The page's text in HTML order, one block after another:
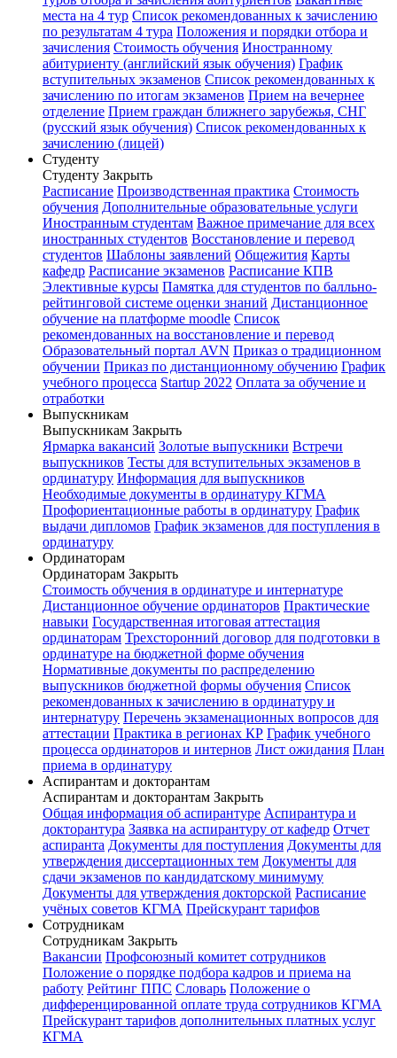
места на 4 тур Список рекомендованных к зачислению
по результатам 4 тура Положения и порядки отбора и
зачисления Стоимость обучения Иностранному
абитуриенту (английский язык обучения) График
вступительных экзаменов Список рекомендованных к
зачислению по итогам экзаменов Прием на вечернее
отделение Прием граждан ближнего зарубежья, СНГ
(русский язык обучения) Список рекомендованных к
зачислению (лицей)
Студенту
Студенту Закрыть
Расписание Производственная практика Стоимость
обучения Дополнительные образовательные услуги
Иностранным студентам Важное примечание для всех
иностранных студентов Восстановление и перевод
студентов Шаблоны заявлений Общежития Карты
кафедр Расписание экзаменов Расписание КПВ
Элективные курсы Памятка для студентов по балльно-
рейтинговой системе оценки знаний Дистанционное
обучение на платформе moodle Список
рекомендованных на восстановление и перевод
Образовательный портал AVN Приказ о традиционном
обучении Приказ по дистанционному обучению График
учебного процесса Startup 2022 Оплата за обучение и
отработки
Выпускникам
Выпускникам Закрыть
Ярмарка вакансий Золотые выпускники Встречи
выпускников Тесты для вступительных экзаменов в
ординатуру Информация для выпускников
Необходимые документы в ординатуру КГМА
Профориентационные работы в ординатуру График
выдачи дипломов График экзаменов для поступления в
ординатуру
Ординаторам
Ординаторам Закрыть
Стоимость обучения в ординатуре и интернатуре
Дистанционное обучение ординаторов Практические
навыки Государственная итоговая аттестация
ординаторам Трехсторонний договор для подготовки в
ординатуре на бюджетной форме обучения
Нормативные документы по распределению
выпускников бюджетной формы обучения Список
рекомендованных к зачислению в ординатуру и
интернатуру Перечень экзаменационных вопросов для
аттестации Практика в регионах КР График учебного
процесса ординаторов и интернов Лист ожидания План
приема в ординатуру
Аспирантам и докторантам
Аспирантам и докторантам Закрыть
Общая информация об аспирантуре Аспирантура и
докторантура Заявка на аспирантуру от кафедр Отчет
аспиранта Документы для поступления Документы для
утверждения диссертационных тем Документы для
сдачи экзаменов по кандидатскому минимуму
Документы для утверждения докторской Расписание
учёных советов КГМА Прейскурант тарифов
Сотрудникам
Сотрудникам Закрыть
Вакансии Профсоюзный комитет сотрудников
Положение о порядке подбора кадров и приема на
работу Рейтинг ППС Словарь Положение о
дифференцированной оплате труда сотрудников КГМА
Прейскурант тарифов дополнительных платных услуг
КГМА